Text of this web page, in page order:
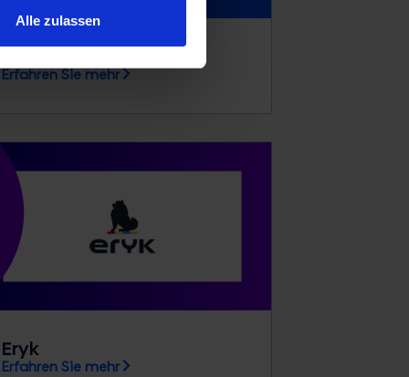
Alle zulassen
Self Storage Group
Erfahren Sie mehr
Eryk
Erfahren Sie mehr